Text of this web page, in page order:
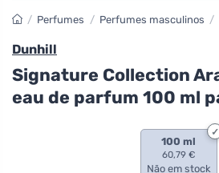
/ Perfumes / Perfumes masculinos /
Dunhill
Signature Collection
eau de parfum 100 ml
100 ml
60,79 €
Não em stock